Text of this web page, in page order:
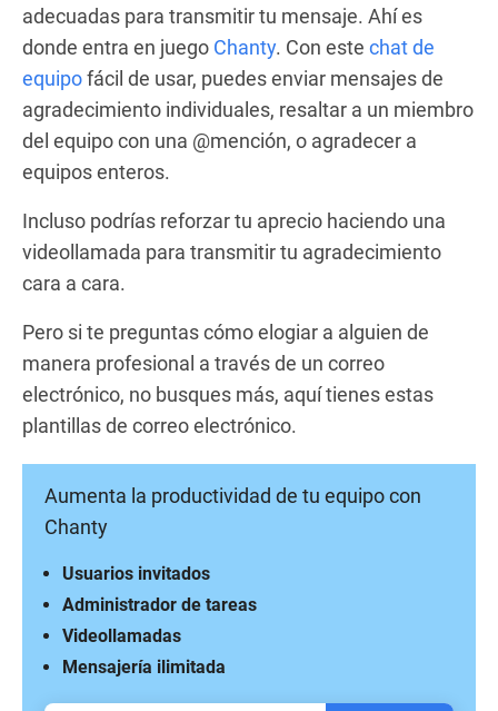
adecuadas para transmitir tu mensaje. Ahí es
donde entra en juego Chanty. Con este chat de
equipofácil de usar, puedes enviar mensajes de
agradecimiento individuales, resaltar a un miembro
del equipo con una @mención, o agradecer a
equipos enteros.
Incluso podrías reforzar tu aprecio haciendo una
videollamada para transmitir tu agradecimiento
cara a cara.
Pero si te preguntas cómo elogiar a alguien de
manera profesional a través de un correo
electrónico, no busques más, aquí tienes estas
plantillas de correo electrónico.
Aumenta la productividad de tu equipo con
Chanty
Mensajería ilimitada
Videollamadas
Administrador de tareas
Usuarios invitados